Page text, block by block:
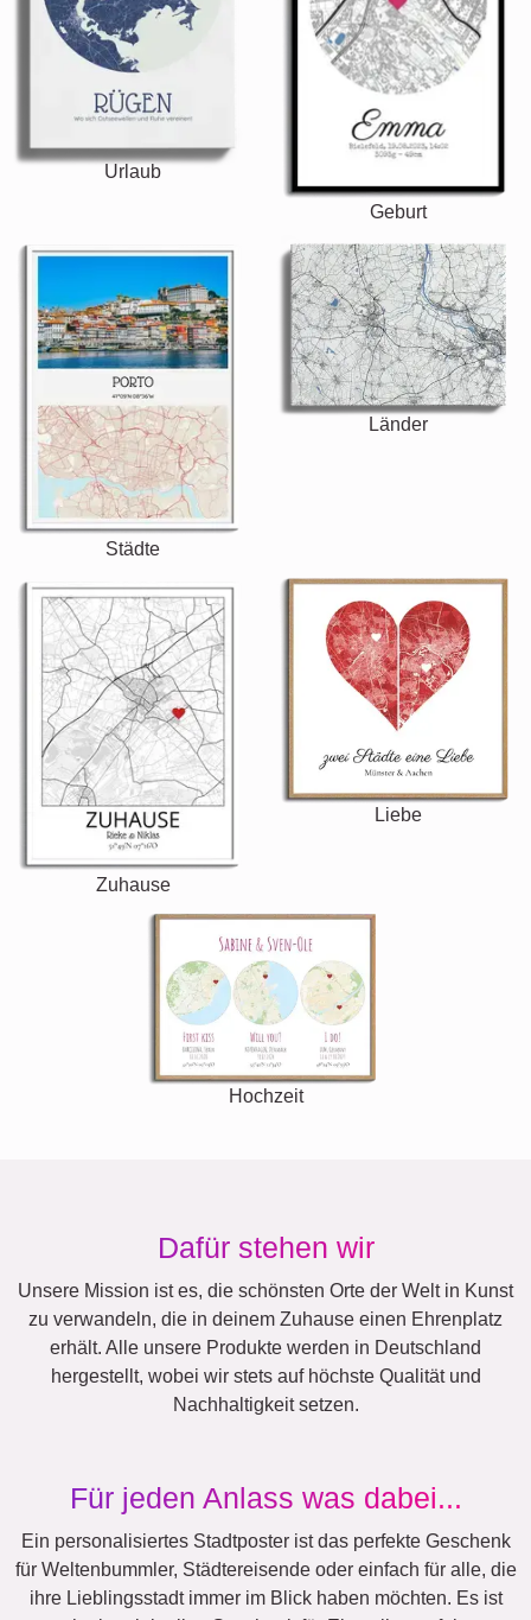
Urlaub
Geburt
Städte
Länder
Zuhause
Liebe
Hochzeit
Dafür stehen wir
Unsere Mission ist es, die schönsten Orte der Welt in Kunst
zu verwandeln, die in deinem Zuhause einen Ehrenplatz
erhält. Alle unsere Produkte werden in Deutschland
hergestellt, wobei wir stets auf höchste Qualität und
Nachhaltigkeit setzen.
Für jeden Anlass was dabei...
Ein personalisiertes Stadtposter ist das perfekte Geschenk
für Weltenbummler, Städtereisende oder einfach für alle, die
ihre Lieblingsstadt immer im Blick haben möchten. Es ist